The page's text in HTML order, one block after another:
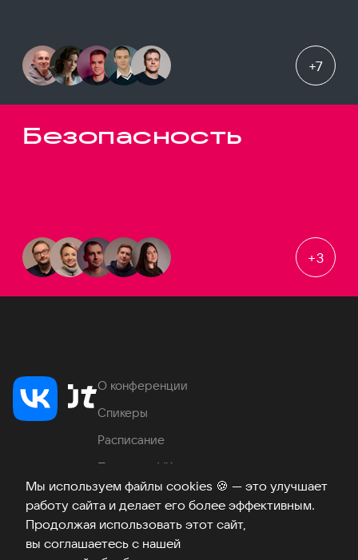
Мы используем файлы cookies 🍪 — это улучшает
работу сайта и делает его более эффективным.
Продолжая использовать этот сайт,
вы соглашаетесь с нашей
+7
Безопасность
+3
О конференции
Спикеры
Расписание
Продукты VK
Место проведения
Часто задаваемые вопросы